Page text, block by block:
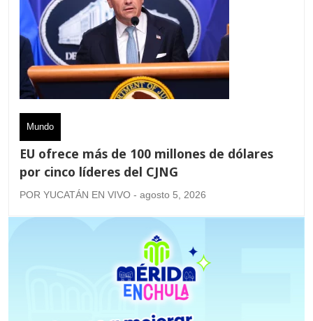
Mundo
EU ofrece más de 100 millones de dólares
por cinco líderes del CJNG
POR YUCATÁN EN VIVO - agosto 5, 2026